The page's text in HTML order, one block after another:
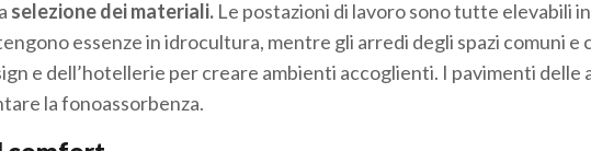
selezione dei materiali. Le postazioni di lavoro sono tutte elevabili
essenze in idrocultura, mentre gli arredi degli spazi comuni e
e dell’hotellerie per creare ambienti accoglienti. I pavimenti delle
la fonoassorbenza.